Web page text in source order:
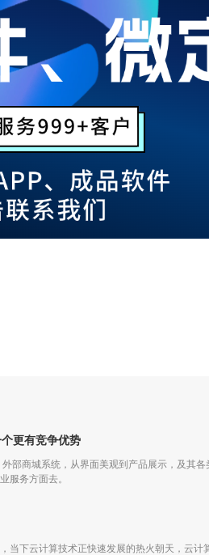
更有竞争优势
部商城系统，从界面美观到产品展示，及其
服务方面去。
当下云计算技术正快速发展的热火朝天，云计